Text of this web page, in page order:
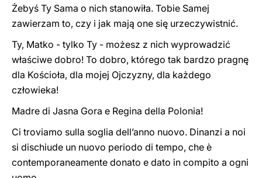
Żebyś Ty Sama o nich stanowiła. Tobie Samej
zawierzam to, czy i jak mają one się urzeczywistnić.
Ty, Matko - tylko Ty - możesz z nich wyprowadzić
właściwe dobro! To dobro, którego tak bardzo pragnę
dla Kościoła, dla mojej Ojczyzny, dla każdego
człowieka!
Madre di Jasna Gora e Regina della Polonia!
Ci troviamo sulla soglia dell’anno nuovo. Dinanzi a noi
si dischiude un nuovo periodo di tempo, che è
contemporaneamente donato e dato in compito a ogni